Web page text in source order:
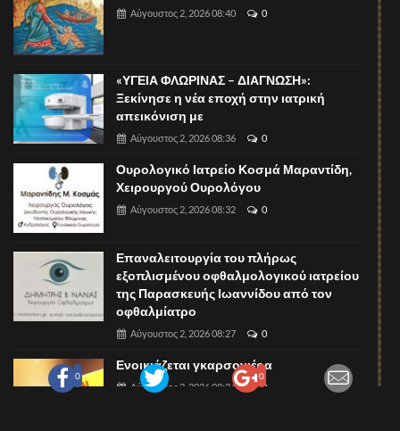
0 0
Αύγουστος 2, 2026 08:40 0
«ΥΓΕΙΑ ΦΛΩΡΙΝΑΣ – ΔΙΑΓΝΩΣΗ»:
Ξεκίνησε η νέα εποχή στην ιατρική
απεικόνιση με
Αύγουστος 2, 2026 08:36 0
Ουρολογικό Ιατρείο Κοσμά Μαραντίδη,
Χειρουργού Ουρολόγου
Αύγουστος 2, 2026 08:32 0
Επαναλειτουργία του πλήρως
εξοπλισμένου οφθαλμολογικού ιατρείου
της Παρασκευής Ιωαννίδου από τον
οφθαλμίατρο
Αύγουστος 2, 2026 08:27 0
Ενοικιάζεται γκαρσονιέρα
Αύγουστος 2, 2026 08:24 0